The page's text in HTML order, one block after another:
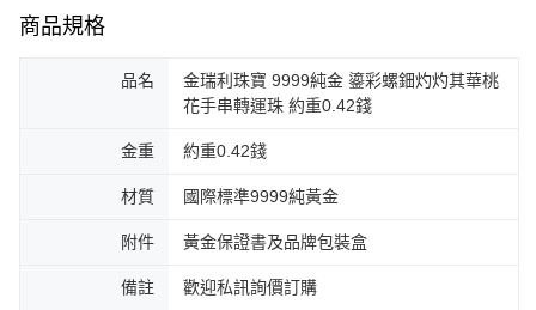
商品規格
品名
金瑞利珠寶 9999純金 鎏彩螺鈿灼灼其華桃
花手串轉運珠 約重0.42錢
金重 約重0.42錢
材質 國際標準9999純黃金
附件 黃金保證書及品牌包裝盒
備註 歡迎私訊詢價訂購